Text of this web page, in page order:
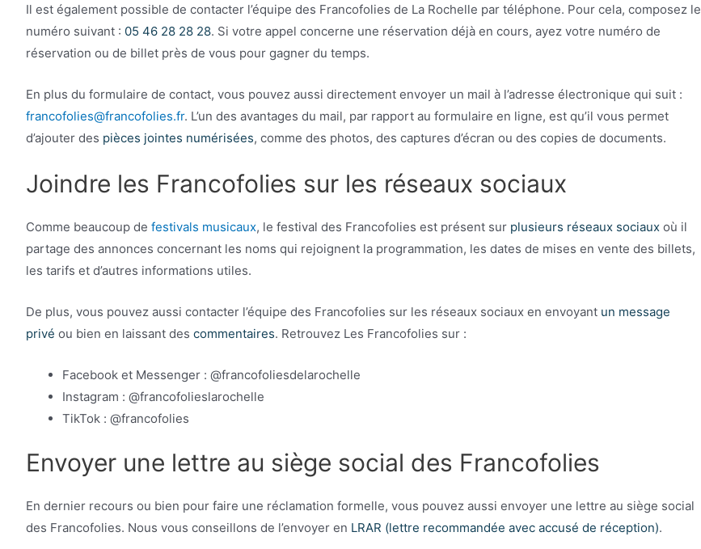
Il est également possible de contacter l’équipe des Francofolies de La Rochelle par téléphone. Pour cela, composez le
numéro suivant : 05 46 28 28 28. Si votre appel concerne une réservation déjà en cours, ayez votre numéro de
réservation ou de billet près de vous pour gagner du temps.
En plus du formulaire de contact, vous pouvez aussi directement envoyer un mail à l’adresse électronique qui suit :
francofolies@francofolies.fr. L’un des avantages du mail, par rapport au formulaire en ligne, est qu’il vous permet
d’ajouter des pièces jointes numérisées, comme des photos, des captures d’écran ou des copies de documents.
Joindre les Francofolies sur les réseaux sociaux
Comme beaucoup de festivals musicaux, le festival des Francofolies est présent sur plusieurs réseaux sociaux où il
partage des annonces concernant les noms qui rejoignent la programmation, les dates de mises en vente des billets,
les tarifs et d’autres informations utiles.
De plus, vous pouvez aussi contacter l’équipe des Francofolies sur les réseaux sociaux en envoyant un message
privé ou bien en laissant des commentaires. Retrouvez Les Francofolies sur :
Facebook et Messenger : @francofoliesdelarochelle
Instagram : @francofolieslarochelle
TikTok : @francofolies
Envoyer une lettre au siège social des Francofolies
En dernier recours ou bien pour faire une réclamation formelle, vous pouvez aussi envoyer une lettre au siège social
des Francofolies. Nous vous conseillons de l’envoyer en LRAR (lettre recommandée avec accusé de réception).